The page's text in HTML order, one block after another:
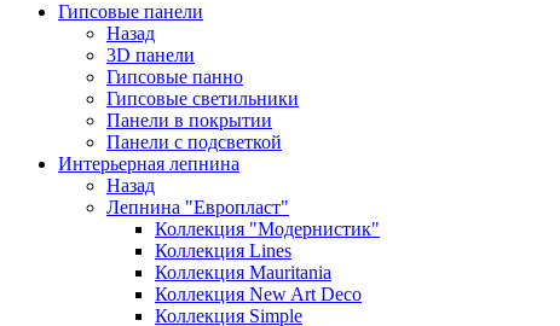
Гипсовые панели
Назад
3D панели
Гипсовые панно
Гипсовые светильники
Панели в покрытии
Панели с подсветкой
Интерьерная лепнина
Назад
Лепнина "Европласт"
Коллекция "Модернистик"
Коллекция Lines
Коллекция Mauritania
Коллекция New Art Deco
Коллекция Simple